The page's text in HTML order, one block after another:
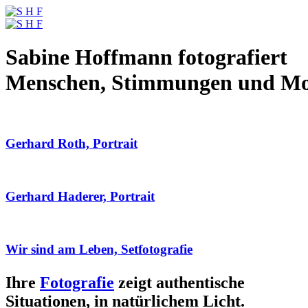
Sabine Hoffmann fotografiert
Menschen, Stimmungen und
Gerhard Roth, Portrait
Gerhard Haderer, Portrait
Wir sind am Leben, Setfotografie
Ihre Fotografie zeigt authentische
Situationen, in natürlichem Licht.